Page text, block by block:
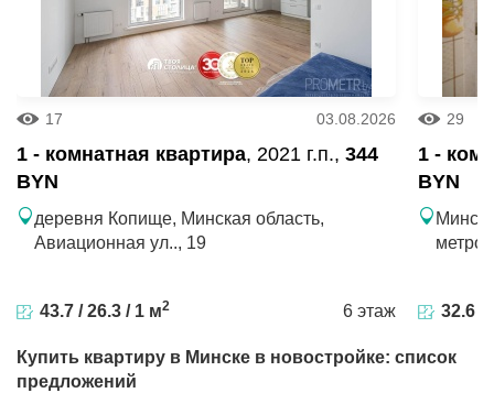
17 03.08.2026
1 - комнатная квартира, 2021 г.п., 344
BYN
деревня Копище, Минская область,
Авиационная ул.., 19
43.7 / 26.3 / 1 м2 6 этаж
29
1 -
BYN
Минск,
метро
32.6 /
Купить квартиру в Минске в новостройке: список
предложений